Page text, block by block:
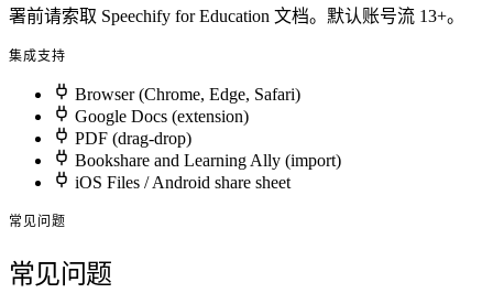
署前请索取 Speechify for Education 文档。默认账号流 13+。
集成支持
Browser (Chrome, Edge, Safari)
Google Docs (extension)
PDF (drag-drop)
Bookshare and Learning Ally (import)
iOS Files / Android share sheet
常见问题
常见问题